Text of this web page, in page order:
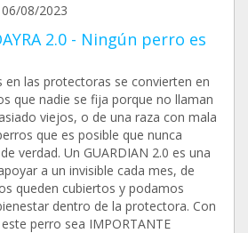
06/08/2023
2.0 - Ningún perro es
en las protectoras se convierten en
que nadie se fija porque no llaman
viejos, o de una raza con mala
que es posible que nunca
verdad. Un GUARDIAN 2.0 es una
a un invisible cada mes, de
queden cubiertos y podamos
dentro de la protectora. Con
perro sea IMPORTANTE